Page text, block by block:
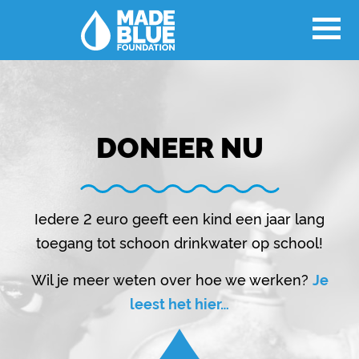
DONEER NU
Iedere 2 euro geeft een kind een jaar lang
toegang tot schoon drinkwater op school!
Wil je meer weten over hoe we werken? Je
leest het hier…